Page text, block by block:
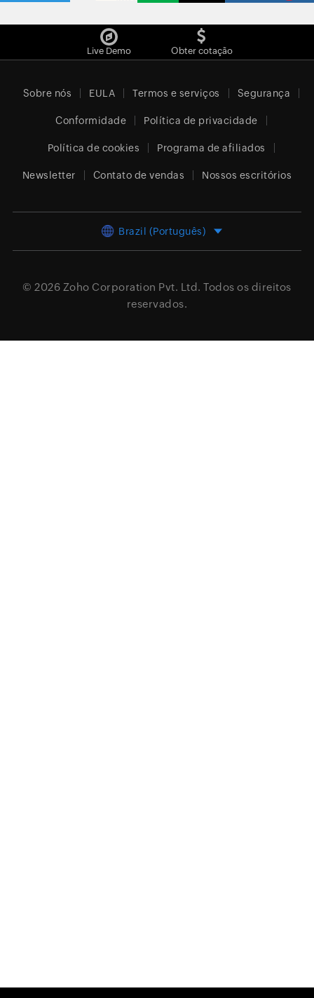
Live Demo Obter cotação
Sobre nós EULA Termos e serviços Segurança
Conformidade Política de privacidade
Política de cookies Programa de afiliados
Newsletter Contato de vendas Nossos escritórios
Brazil (Português)
© 2026 Zoho Corporation Pvt. Ltd. Todos os direitos
reservados.